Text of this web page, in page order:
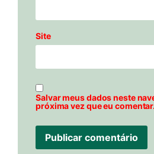
Site
Salvar meus dados neste
próxima vez que eu comentar.